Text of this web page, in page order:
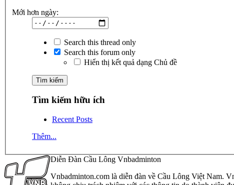
Mới hơn ngày:
Search this thread only
Search this forum only
Hiển thị kết quả dạng Chủ đề
Tìm kiếm hữu ích
Recent Posts
Thêm...
Diễn Đàn Cầu Lông Vnbadminton
Vnbadminton.com là diễn đàn về Cầu Lông Việt Nam.